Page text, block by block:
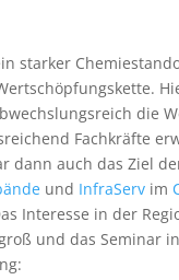
starker
die
Fachkräfte
dann auch das Ziel
und InfraServ im
Interesse in der
und das Seminar